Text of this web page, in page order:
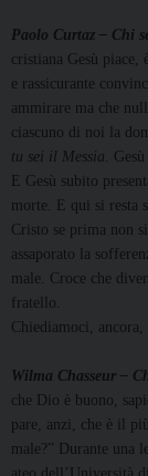
Paolo Curtaz – Chi
cristiana Gesù piace,
e rassicurante
ammirare ma che
ciascuno di noi la
tu sei il Messia.
E Gesù subito
morte. E qui si resta
Cristo se prima non
assaporato la
male. Croce che
fratello.
Chiediamoci,
Wilma Chasseur –
che Dio è buono,
pare, anzi, che è il
male?” Durante una